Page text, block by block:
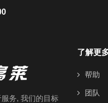
务, 我们的目标
了解更
帮助
团队